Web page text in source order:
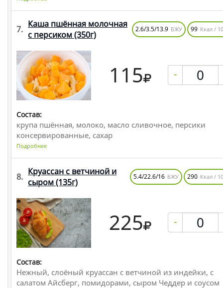
7. Каша пшённая молочная
с персиком(350г)
2.6/3.5/13.9 БЖУ 99 Ккал /
115 -
Состав:
крупа пшённая, молоко, масло сливочное, персики
консервированные, сахар
Подробнее
8. Круассан с ветчиной и
сыром(135г)
5.4/22.6/16 БЖУ 290 Ккал /
225 -
Состав:
Нежный, слоёный круассан с ветчиной из индейки, с
салатом Айсберг, помидорами, сыром Чеддер и соусом